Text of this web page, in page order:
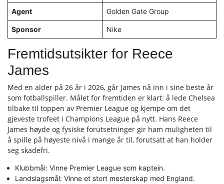
Agent Golden Gate Group
Sponsor Nike
Fremtidsutsikter for Reece
James
Med en alder på 26 år i 2026, går James nå inn i sine beste år
som fotballspiller. Målet for fremtiden er klart: å lede Chelsea
tilbake til toppen av Premier League og kjempe om det
gjeveste trofeet i Champions League på nytt. Hans Reece
James høyde og fysiske forutsetninger gir ham muligheten til
å spille på høyeste nivå i mange år til, forutsatt at han holder
seg skadefri.
Klubbmål: Vinne Premier League som kaptein.
Landslagsmål: Vinne et stort mesterskap med England.